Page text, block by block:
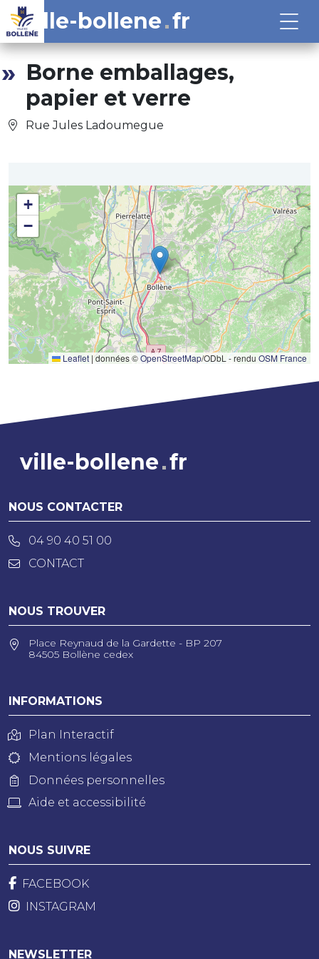
ville-bollene fr
Borne emballages,
papier et verre
Rue Jules Ladoumegue
+
−
Leaflet |données ©OpenStreetMap/ODbL - rendu OSM France
ville-bollene fr
NOUS CONTACTER
04 90 40 51 00
CONTACT
NOUS TROUVER
Place Reynaud de la Gardette - BP 207
84505 Bollène cedex
INFORMATIONS
Plan Interactif
Mentions légales
Données personnelles
Aide et accessibilité
NOUS SUIVRE
FACEBOOK
INSTAGRAM
NEWSLETTER